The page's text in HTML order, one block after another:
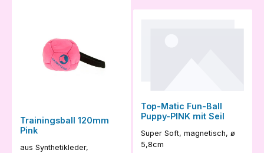
Trainingsball 120mm
Pink
aus Synthetikleder,
Top-Matic Fun-Ball
Puppy-PINK mit Seil
Super Soft, magnetisch, ø
5,8cm